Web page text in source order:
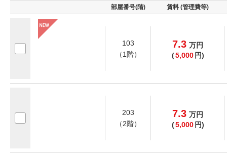
部屋番号(階) 賃料 (管理費等)
103
（1階）
7.3 万円
(5,000 円)
203
（2階）
7.3 万円
(5,000 円)